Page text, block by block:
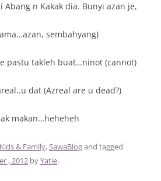
Abang n Kakak dia. Bunyi azan je,
sembahyang)
pastu takleh buat…ninot (cannot)
dat (Azreal are u dead?)
makan…heheheh
Kids & Family,SawaBlogand tagged
, 2012 byYatie.